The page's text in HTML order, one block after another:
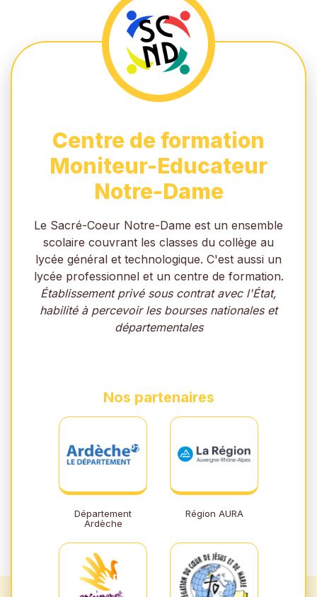
Centre de formation
Moniteur-Educateur
Notre-Dame
Le Sacré-Coeur Notre-Dame est un ensemble
scolaire couvrant les classes du collège au
lycée général et technologique. C'est aussi un
lycée professionnel et un centre de formation.
Établissement privé sous contrat avec l'État,
habilité à percevoir les bourses nationales et
départementales
Nos partenaires
Département
Ardèche
Région AURA